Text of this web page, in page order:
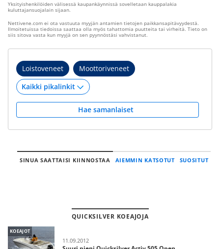
Yksityishenkilöiden välisessä kaupankäynnissä sovelletaan kauppalakia
kuluttajansuojalain sijaan.
Nettivene.com ei ota vastuuta myyjän antamien tietojen paikkansapitävyydestä.
Ilmoitetuissa tiedoissa saattaa olla myös tahattomia puutteita tai virheitä. Tieto on
siis sitova vasta kun myyjä on sen pyynnöstäsi vahvistanut.
Loistoveneet Moottoriveneet
Hae samanlaiset
SINUA SAATTAISI KIINNOSTAA AIEMMIN KATSOTUT SUOSITUT
QUICKSILVER KOEAJOJA
KOEAJOT
11.09.2012